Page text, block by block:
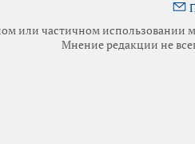
или частичном использовании
Мнение редакции не